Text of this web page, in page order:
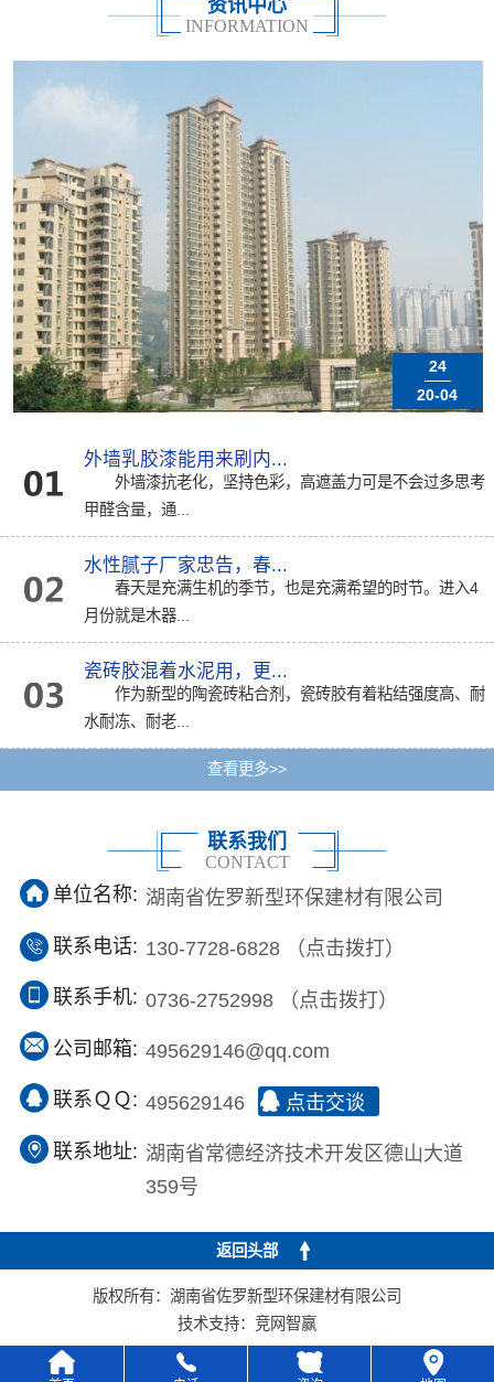
资讯中心
INFORMATION
24
20-04
外墙乳胶漆能用来刷内...
外墙漆抗老化，坚持色彩，高遮盖力可是不会过多思考
甲醛含量，通...
水性腻子厂家忠告，春...
春天是充满生机的季节，也是充满希望的时节。进入4
月份就是木器...
瓷砖胶混着水泥用，更...
作为新型的陶瓷砖粘合剂，瓷砖胶有着粘结强度高、耐
水耐冻、耐老...
查看更多>>
联系我们
CONTACT
单位名称: 湖南省佐罗新型环保建材有限公司
联系电话: 130-7728-6828（点击拨打）
联系手机: 0736-2752998（点击拨打）
公司邮箱: 495629146@qq.com
联系ＱＱ: 495629146 点击交谈
联系地址: 湖南省常德经济技术开发区德山大道
359号
返回头部
版权所有：湖南省佐罗新型环保建材有限公司
技术支持： 竞网智赢